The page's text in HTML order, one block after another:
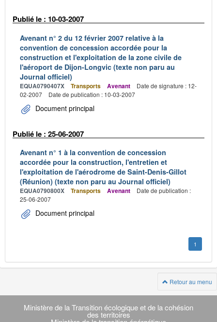
Publié le : 10-03-2007
Avenant n° 2 du 12 février 2007 relative à la
convention de concession accordée pour la
construction et l'exploitation de la zone civile de
l'aéroport de Dijon-Longvic (texte non paru au
Journal officiel)
EQUA0790407X Transports Avenant
Date de signature : 12-
02-2007
Date de publication : 10-03-2007
Document principal
Publié le : 25-06-2007
Avenant n° 1 à la convention de concession
accordée pour la construction, l'entretien et
l'exploitation de l'aérodrome de Saint-Denis-Gillot
(Réunion) (texte non paru au Journal officiel)
EQUA0790800X Transports Avenant
Date de publication :
25-06-2007
Document principal
1
Retour au menu
Navigation
transverse
Ministère de la Transition écologique et de la cohésion
des territoires